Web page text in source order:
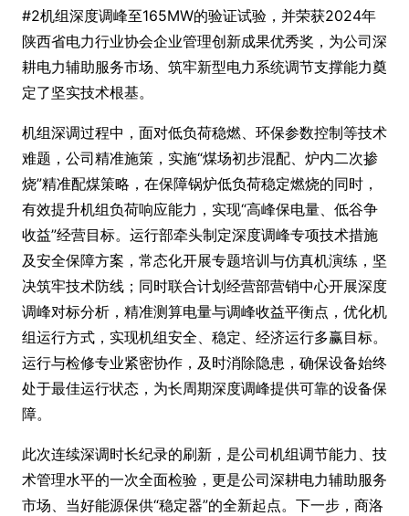
#2机组深度调峰至165MW的验证试验，并荣获2024年
陕西省电力行业协会企业管理创新成果优秀奖，为公司深
耕电力辅助服务市场、筑牢新型电力系统调节支撑能力奠
定了坚实技术根基。
机组深调过程中，面对低负荷稳燃、环保参数控制等技术
难题，公司精准施策，实施“煤场初步混配、炉内二次掺
烧”精准配煤策略，在保障锅炉低负荷稳定燃烧的同时，
有效提升机组负荷响应能力，实现“高峰保电量、低谷争
收益”经营目标。运行部牵头制定深度调峰专项技术措施
及安全保障方案，常态化开展专题培训与仿真机演练，坚
决筑牢技术防线；同时联合计划经营部营销中心开展深度
调峰对标分析，精准测算电量与调峰收益平衡点，优化机
组运行方式，实现机组安全、稳定、经济运行多赢目标。
运行与检修专业紧密协作，及时消除隐患，确保设备始终
处于最佳运行状态，为长周期深度调峰提供可靠的设备保
障。
此次连续深调时长纪录的刷新，是公司机组调节能力、技
术管理水平的一次全面检验，更是公司深耕电力辅助服务
市场、当好能源保供“稳定器”的全新起点。下一步，商洛